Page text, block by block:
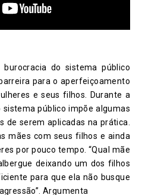
do sistema público
para o aperfeiçoamento
e seus filhos. Durante a
público impõe algumas
de serem aplicadas na prática.
mães com seus filhos e ainda
por pouco tempo. “Qual mãe
deixando um dos filhos
para que ela não busque
Argumenta